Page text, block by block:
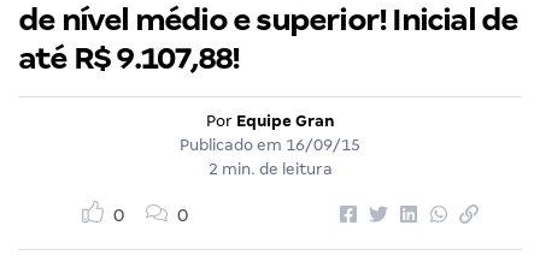
de nível médio e superior! Inicial de
até R$ 9.107,88!
Por Equipe Gran
Publicado em 16/09/15
2 min. de leitura
0 0